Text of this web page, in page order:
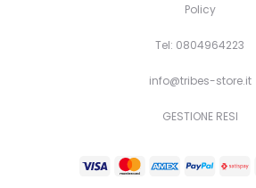
opzioni
essere
scelte
pagina
Policy
Tel: 0804964223
info@tribes-store.it
GESTIONE RESI